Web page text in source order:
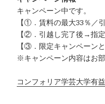
キャンペーン中です。
【①．賃料の最大33％／
【②．引越し完了後→指定
【③．限定キャンペーン
※キャンペーン内容はお
コンフォリア学芸大学有